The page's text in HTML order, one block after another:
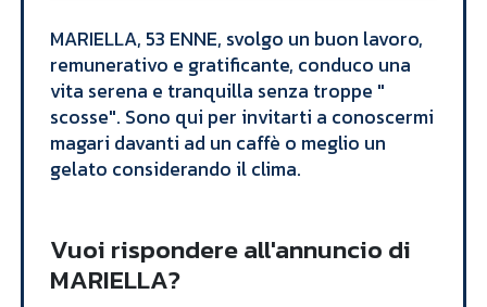
​MARIELLA, 53 ENNE, svolgo un buon lavoro,
remunerativo e gratificante, conduco una
vita serena e tranquilla senza troppe "
scosse". Sono qui per invitarti a conoscermi
magari davanti ad un caffè o meglio un
gelato considerando il clima. ​
Vuoi rispondere all'annuncio di
MARIELLA?